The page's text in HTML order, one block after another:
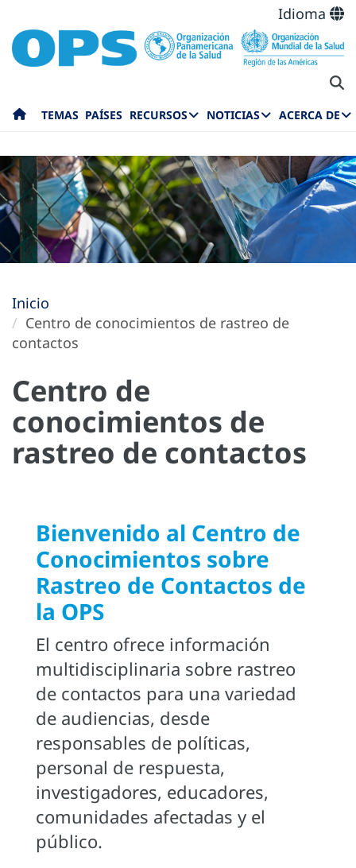
Idioma
TEMAS PAÍSES RECURSOS NOTICIAS ACERCA DE
Inicio
Centro de conocimientos de rastreo de
contactos
Centro de
conocimientos de
rastreo de contactos
Bienvenido al Centro de
Conocimientos sobre
Rastreo de Contactos de
la OPS
El centro ofrece información
multidisciplinaria sobre rastreo
de contactos para una variedad
de audiencias, desde
responsables de políticas,
personal de respuesta,
investigadores, educadores,
comunidades afectadas y el
público.